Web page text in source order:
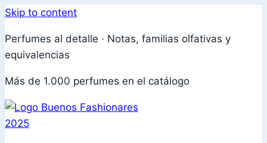
Skip to content
Perfumes al detalle · Notas, familias olfativas y
equivalencias
Más de 1.000 perfumes en el catálogo